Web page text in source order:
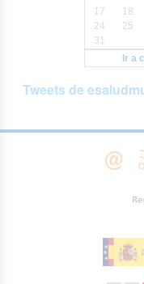
17
18
24
25
31
Ir a
Tweets de